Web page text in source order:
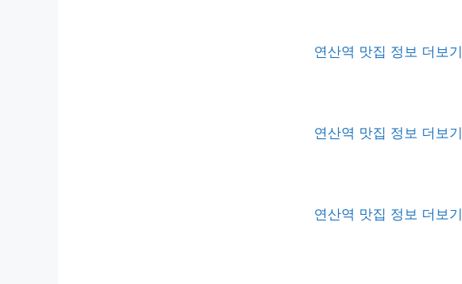
연산역 맛집 정보 더보기
연산역 맛집 정보 더보기
연산역 맛집 정보 더보기